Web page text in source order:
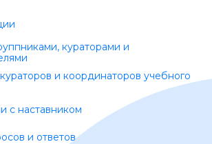
кураторами и
и координаторов учебного
с наставником
и ответов